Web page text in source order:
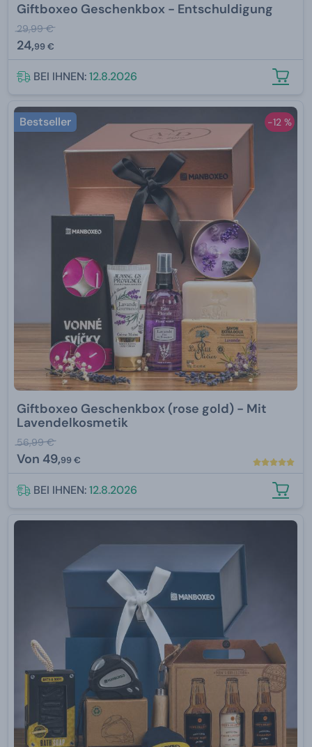
Giftboxeo Geschenkbox - Entschuldigung
29,99 €
24,99 €
BEI IHNEN:12.8.2026
-12 %
Bestseller
Giftboxeo Geschenkbox (rose gold) - Mit
Lavendelkosmetik
56,99 €
Von 49,99 €
BEI IHNEN:12.8.2026